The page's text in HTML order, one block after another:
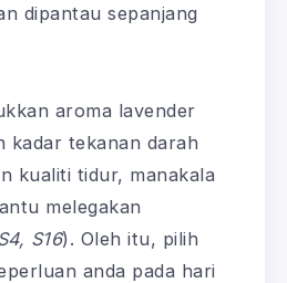
dipantau sepanjang
aroma lavender
kadar tekanan darah
kualiti tidur, manakala
melegakan
S16). Oleh itu, pilih
anda pada hari